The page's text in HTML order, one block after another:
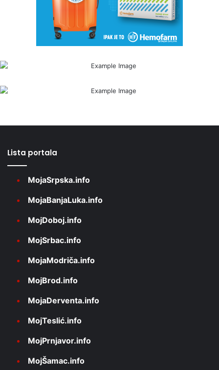
Lista portala
MojaSrpska.info
MojaBanjaLuka.info
MojDoboj.info
MojSrbac.info
MojaModriča.info
MojBrod.info
MojaDerventa.info
MojTeslić.info
MojPrnjavor.info
MojŠamac.info